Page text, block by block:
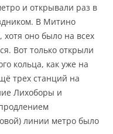
и открывали раз в
В Митино
хотя оно было на всех
Вот только открыли
кольца, как уже на
трех станций на
Лихоборы и
линии метро было